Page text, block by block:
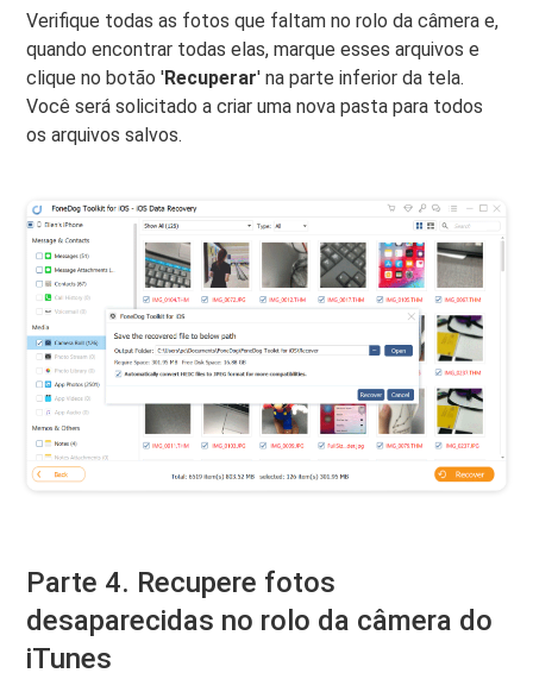
Verifique todas as fotos que faltam no rolo da câmera e,
quando encontrar todas elas, marque esses arquivos e
clique no botão 'Recuperar' na parte inferior da tela.
Você será solicitado a criar uma nova pasta para todos
os arquivos salvos.
Parte 4. Recupere fotos
desaparecidas no rolo da câmera do
iTunes